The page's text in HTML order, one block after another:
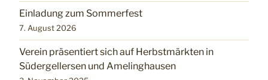
Einladung zum Sommerfest
7. August 2026
Verein präsentiert sich auf Herbstmärkten in
Südergellersen und Amelinghausen